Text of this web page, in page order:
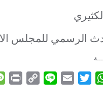
الرسمي للمجلس
WhatsApp
Twitter
Email
Line
Copy